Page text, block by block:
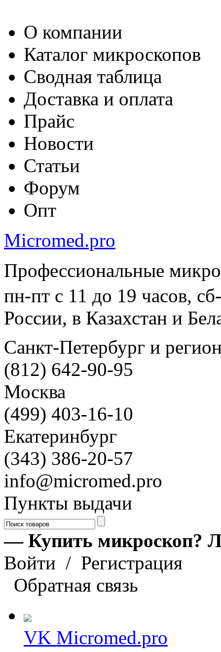
О компании
Каталог микроскопов
Сводная таблица
Доставка и оплата
Прайс
Новости
Статьи
Форум
Опт
Micromed.pro
Профессиональные
пн-пт с 11 до 19 часов,
России, в Казахстан и
Санкт-Петербург и
(812) 642-90-95
Москва
(499) 403-16-10
Екатеринбург
(343) 386-20-57
info@micromed.pro
Пункты выдачи
— Купить микроскоп?
Войти / Регистрация
Обратная связь
VK Micromed.pro